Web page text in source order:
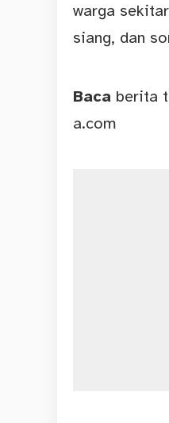
warga
siang, dan
Baca berita
a.com